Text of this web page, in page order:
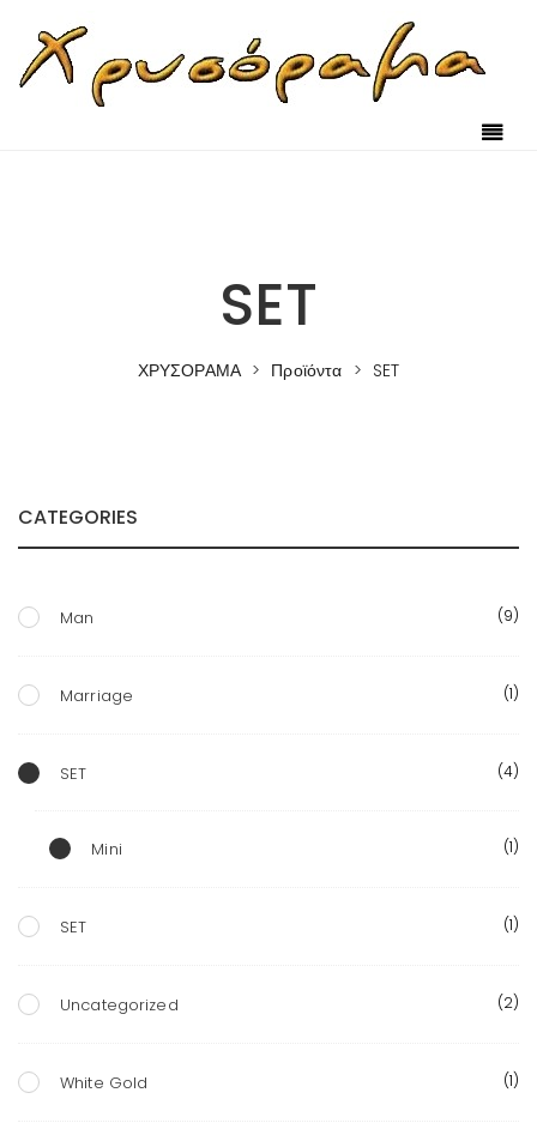
SET
ΧΡΥΣΟΡΑΜΑ > Προϊόντα > SET
CATEGORIES
Man (9)
Marriage (1)
SET (4)
Mini (1)
SET (1)
Uncategorized (2)
White Gold (1)